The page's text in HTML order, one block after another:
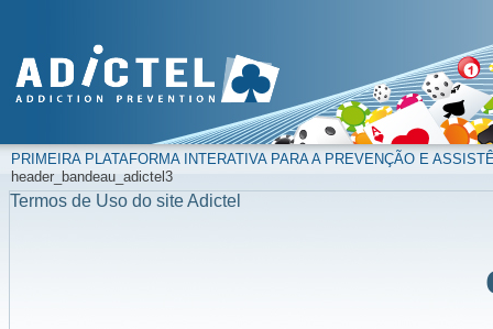
PRIMEIRA PLATAFORMA INTERATIVA PARA A PREVENÇÃO E
header_bandeau_adictel3
Termos de Uso do site Adictel